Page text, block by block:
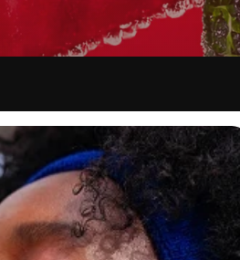
hydration zonder gedoe